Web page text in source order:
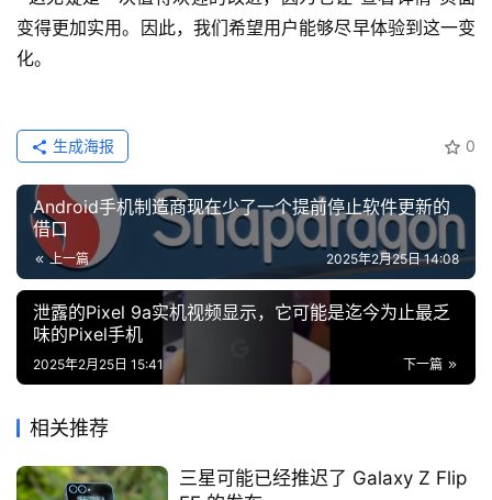
变得更加实用。因此，我们希望用户能够尽早体验到这一变
化。
0
生成海报
Android手机制造商现在少了一个提前停止软件更新的
借口
上一篇 2025年2月25日 14:08
泄露的Pixel 9a实机视频显示，它可能是迄今为止最乏
味的Pixel手机
下一篇
2025年2月25日 15:41
相关推荐
三星可能已经推迟了 Galaxy Z Flip